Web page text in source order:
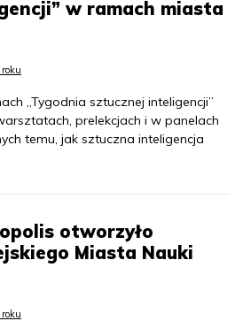
w ramach miasta
„Tygodnia sztucznej inteligencji”
prelekcjach i w panelach
temu, jak sztuczna inteligencja
otworzyło
Miasta Nauki